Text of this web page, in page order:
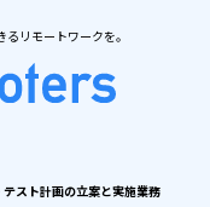
リモートワークを。
テスト計画の立案と実施業務